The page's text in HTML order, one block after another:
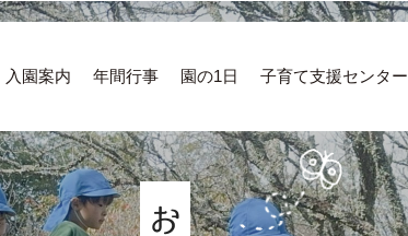
入園案内 年間行事 園の1日 子育て支援センター